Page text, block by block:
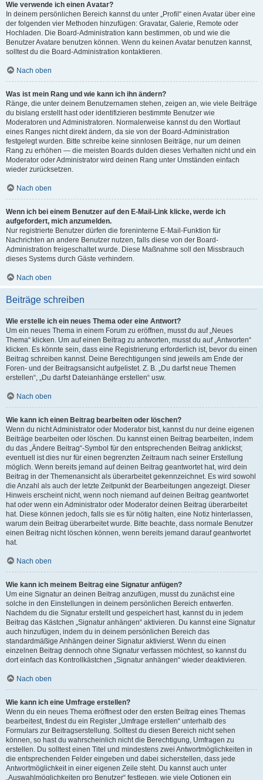
Wie verwende ich einen Avatar?
In deinem persönlichen Bereich kannst du unter „Profil“ einen Avatar über eine
der folgenden vier Methoden hinzufügen: Gravatar, Galerie, Remote oder
Hochladen. Die Board-Administration kann bestimmen, ob und wie die
Benutzer Avatare benutzen können. Wenn du keinen Avatar benutzen kannst,
solltest du die Board-Administration kontaktieren.
Nach oben
Was ist mein Rang und wie kann ich ihn ändern?
Ränge, die unter deinem Benutzernamen stehen, zeigen an, wie viele Beiträge
du bislang erstellt hast oder identifizieren bestimmte Benutzer wie
Moderatoren und Administratoren. Normalerweise kannst du den Wortlaut
eines Ranges nicht direkt ändern, da sie von der Board-Administration
festgelegt wurden. Bitte schreibe keine sinnlosen Beiträge, nur um deinen
Rang zu erhöhen — die meisten Boards dulden dieses Verhalten nicht und ein
Moderator oder Administrator wird deinen Rang unter Umständen einfach
wieder zurücksetzen.
Nach oben
Wenn ich bei einem Benutzer auf den E-Mail-Link klicke, werde ich
aufgefordert, mich anzumelden.
Nur registrierte Benutzer dürfen die foreninterne E-Mail-Funktion für
Nachrichten an andere Benutzer nutzen, falls diese von der Board-
Administration freigeschaltet wurde. Diese Maßnahme soll den Missbrauch
dieses Systems durch Gäste verhindern.
Nach oben
Beiträge schreiben
Wie erstelle ich ein neues Thema oder eine Antwort?
Um ein neues Thema in einem Forum zu eröffnen, musst du auf „Neues
Thema“ klicken. Um auf einen Beitrag zu antworten, musst du auf „Antworten“
klicken. Es könnte sein, dass eine Registrierung erforderlich ist, bevor du einen
Beitrag schreiben kannst. Deine Berechtigungen sind jeweils am Ende der
Foren- und der Beitragsansicht aufgelistet. Z. B. „Du darfst neue Themen
erstellen“, „Du darfst Dateianhänge erstellen“ usw.
Nach oben
Wie kann ich einen Beitrag bearbeiten oder löschen?
Wenn du nicht Administrator oder Moderator bist, kannst du nur deine eigenen
Beiträge bearbeiten oder löschen. Du kannst einen Beitrag bearbeiten, indem
du das „Ändere Beitrag“-Symbol für den entsprechenden Beitrag anklickst;
eventuell ist dies nur für einen begrenzten Zeitraum nach seiner Erstellung
möglich. Wenn bereits jemand auf deinen Beitrag geantwortet hat, wird dein
Beitrag in der Themenansicht als überarbeitet gekennzeichnet. Es wird sowohl
die Anzahl als auch der letzte Zeitpunkt der Bearbeitungen angezeigt. Dieser
Hinweis erscheint nicht, wenn noch niemand auf deinen Beitrag geantwortet
hat oder wenn ein Administrator oder Moderator deinen Beitrag überarbeitet
hat. Diese können jedoch, falls sie es für nötig halten, eine Notiz hinterlassen,
warum dein Beitrag überarbeitet wurde. Bitte beachte, dass normale Benutzer
einen Beitrag nicht löschen können, wenn bereits jemand darauf geantwortet
hat.
Nach oben
Wie kann ich meinem Beitrag eine Signatur anfügen?
Um eine Signatur an deinen Beitrag anzufügen, musst du zunächst eine
solche in den Einstellungen in deinem persönlichen Bereich entwerfen.
Nachdem du die Signatur erstellt und gespeichert hast, kannst du in jedem
Beitrag das Kästchen „Signatur anhängen“ aktivieren. Du kannst eine Signatur
auch hinzufügen, indem du in deinem persönlichen Bereich das
standardmäßige Anhängen deiner Signatur aktivierst. Wenn du einen
einzelnen Beitrag dennoch ohne Signatur verfassen möchtest, so kannst du
dort einfach das Kontrollkästchen „Signatur anhängen“ wieder deaktivieren.
Nach oben
Wie kann ich eine Umfrage erstellen?
Wenn du ein neues Thema eröffnest oder den ersten Beitrag eines Themas
bearbeitest, findest du ein Register „Umfrage erstellen“ unterhalb des
Formulars zur Beitragserstellung. Solltest du diesen Bereich nicht sehen
können, so hast du wahrscheinlich nicht die Berechtigung, Umfragen zu
erstellen. Du solltest einen Titel und mindestens zwei Antwortmöglichkeiten in
die entsprechenden Felder eingeben und dabei sicherstellen, dass jede
Antwortmöglichkeit in einer eigenen Zeile steht. Du kannst auch unter
„Auswahlmöglichkeiten pro Benutzer“ festlegen, wie viele Optionen ein